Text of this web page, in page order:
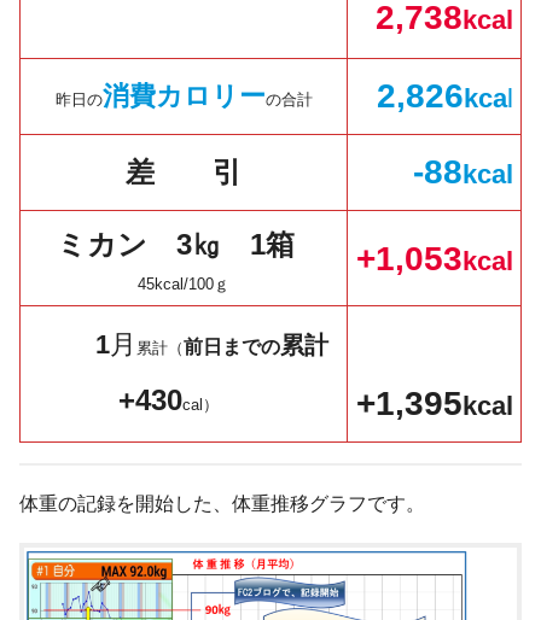
2,738kcal
昨日の消費カロリーの合計 2,826kcal
差 引 -88kcal
ミカン 3㎏ 1箱
45kcal/100ｇ
+1,053kcal
1月 累計（前日までの累計
+430cal） +1,395kcal
体重の記録を開始した、体重推移グラフです。